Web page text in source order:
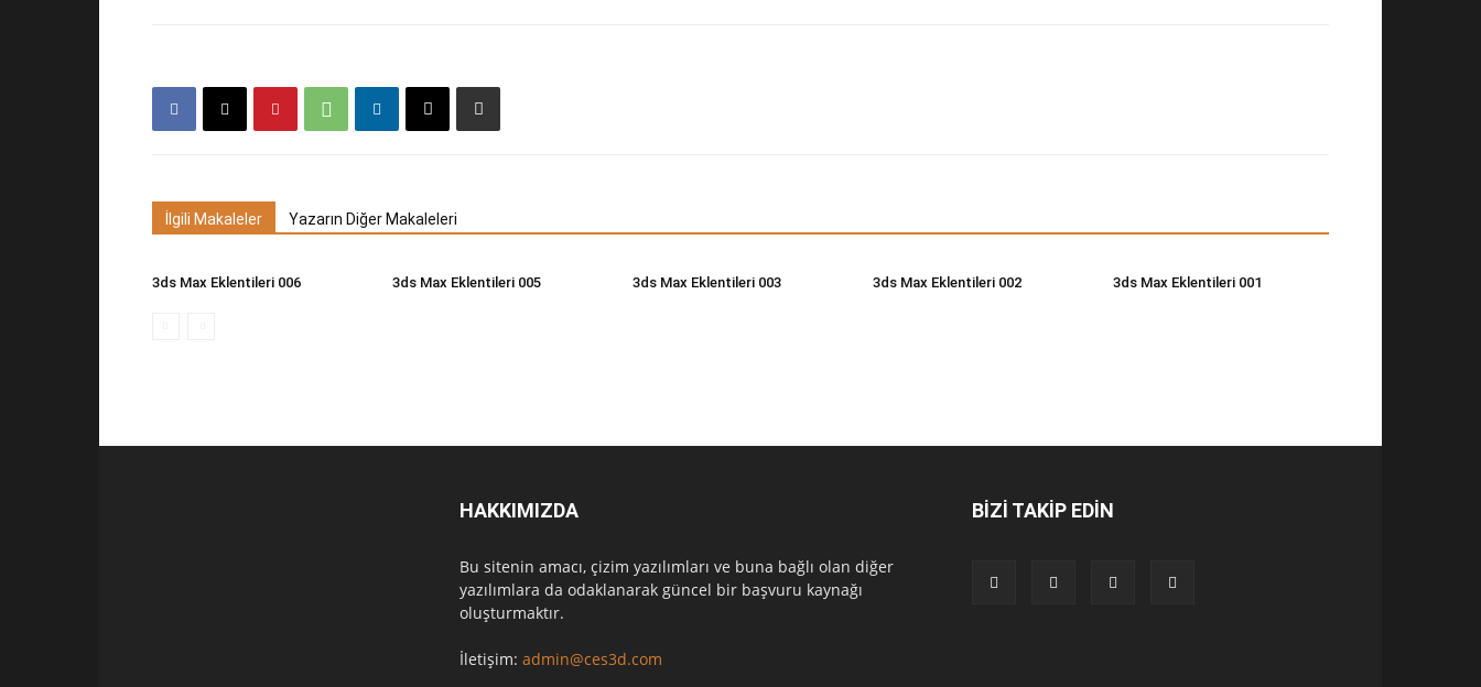
İlgili Makaleler Yazarın Diğer Makaleleri
3ds Max Eklentileri 006 3ds Max Eklentileri 005 3ds Max Eklentileri 003 3ds Max Eklentileri 002 3ds Max Eklentileri 001
HAKKIMIZDA
Bu sitenin amacı, çizim yazılımları ve buna bağlı olan diğer
yazılımlara da odaklanarak güncel bir başvuru kaynağı
oluşturmaktır.
İletişim: admin@ces3d.com
BİZİ TAKİP EDİN